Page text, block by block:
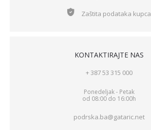
Zaštita podataka kupca
KONTAKTIRAJTE NAS
+ 387 53 315 000
Ponedeljak - Petak
od 08:00 do 16:00h
podrska.ba@gataric.net